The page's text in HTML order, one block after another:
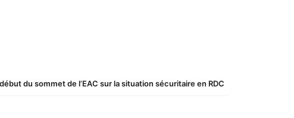
du sommet de l’EAC sur la situation sécuritaire en RDC